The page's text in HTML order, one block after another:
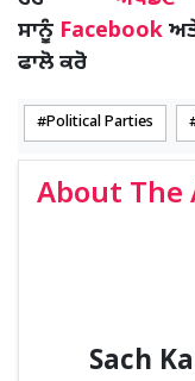
ਸਾਨੂੰ Facebook
ਫਾਲੋ ਕਰੋ
Political Parties
About The
Sach